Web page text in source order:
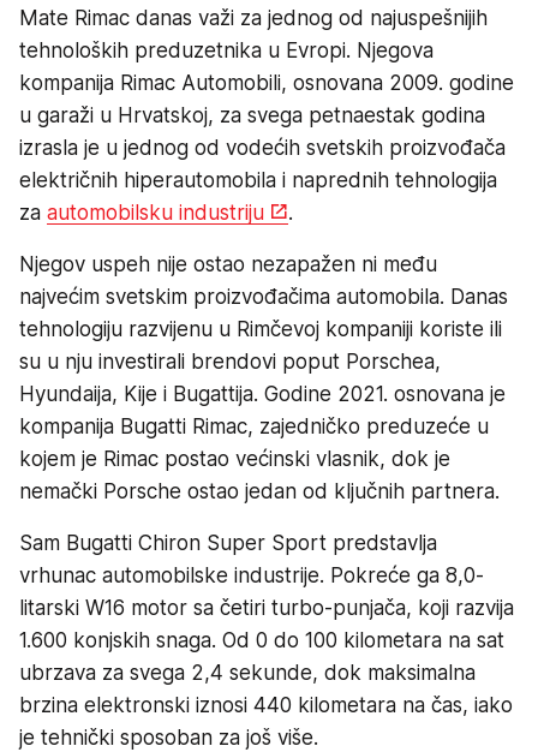
Mate Rimac danas važi za jednog od najuspešnijih
tehnoloških preduzetnika u Evropi. Njegova
kompanija Rimac Automobili, osnovana 2009. godine
u garaži u Hrvatskoj, za svega petnaestak godina
izrasla je u jednog od vodećih svetskih proizvođača
električnih hiperautomobila i naprednih tehnologija
za automobilsku industriju .
Njegov uspeh nije ostao nezapažen ni među
najvećim svetskim proizvođačima automobila. Danas
tehnologiju razvijenu u Rimčevoj kompaniji koriste ili
su u nju investirali brendovi poput Porschea,
Hyundaija, Kije i Bugattija. Godine 2021. osnovana je
kompanija Bugatti Rimac, zajedničko preduzeće u
kojem je Rimac postao većinski vlasnik, dok je
nemački Porsche ostao jedan od ključnih partnera.
Sam Bugatti Chiron Super Sport predstavlja
vrhunac automobilske industrije. Pokreće ga 8,0-
litarski W16 motor sa četiri turbo-punjača, koji razvija
1.600 konjskih snaga. Od 0 do 100 kilometara na sat
ubrzava za svega 2,4 sekunde, dok maksimalna
brzina elektronski iznosi 440 kilometara na čas, iako
je tehnički sposoban za još više.